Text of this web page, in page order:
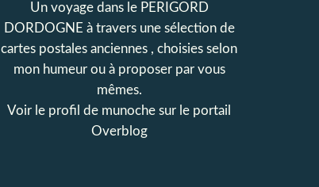
Un voyage dans le PERIGORD
DORDOGNE à travers une sélection de
cartes postales anciennes , choisies selon
mon humeur ou à proposer par vous
mêmes.
Voir le profil de munoche sur le portail
Overblog